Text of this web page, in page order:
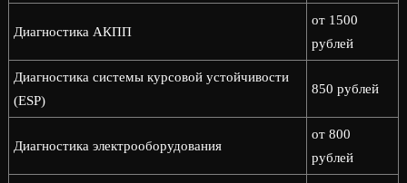
Диагностика АКПП
от 1500
рублей
Диагностика системы курсовой устойчивости
(ESP)
850 рублей
Диагностика электрооборудования
от 800
рублей